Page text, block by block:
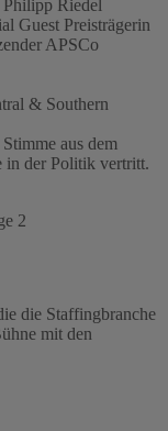
APSCo
& Southern
aus dem
in der Politik vertritt.
2
die Staffingbranche
mit den